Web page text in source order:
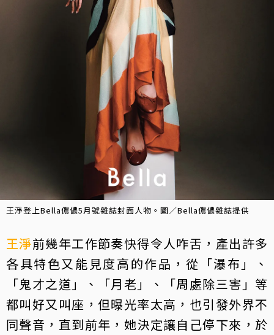
王淨登上Bella儂儂5月號雜誌封面人物。圖／Bella儂儂雜誌提供
王淨前幾年工作節奏快得令人咋舌，產出許多
各具特色又能見度高的作品，從「瀑布」、
「鬼才之道」、「月老」、「周處除三害」等
都叫好又叫座，但曝光率太高，也引發外界不
同聲音，直到前年，她決定讓自己停下來，於